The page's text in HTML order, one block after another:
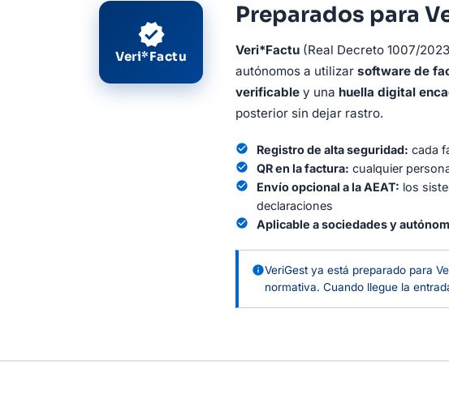
verified
Veri*Factu
Preparados para
Veri*Factu (Real Decreto 1007/
autónomos a utilizar software de
verificable y una huella digital
posterior sin dejar rastro.
check_circle Registro de alta seguridad: cada
check_circle QR en la factura: cualquier
check_circle Envío opcional a la AEAT: los
declaraciones
check_circle Aplicable a sociedades y
infoVeriGest ya está preparado para
normativa. Cuando llegue la